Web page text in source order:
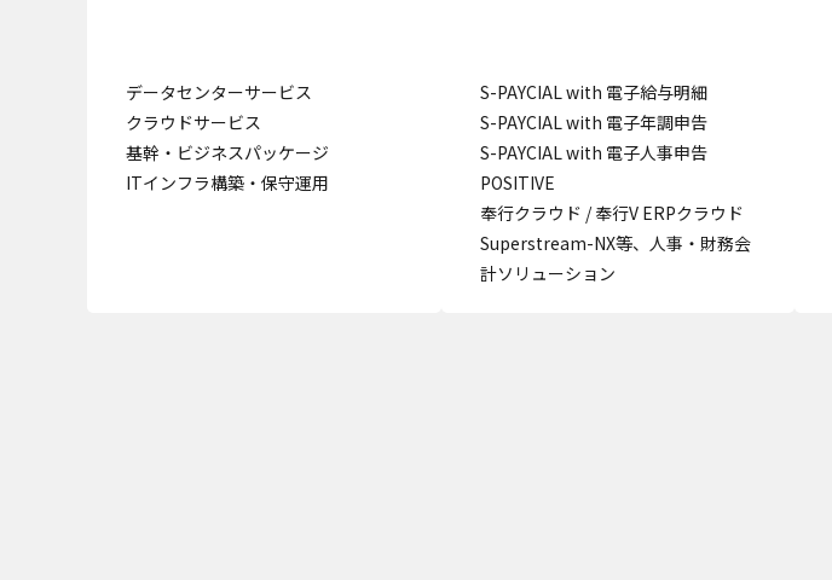
データセンターサービス
クラウドサービス
基幹・ビジネスパッケージ
ITインフラ構築・保守運用
S-PAYCIAL with 電子給与明細
S-PAYCIAL with 電子年調申告
S-PAYCIAL with 電子人事申告
POSITIVE
奉行クラウド / 奉行V ERPクラウド
Superstream-NX等、人事・財務会
計ソリューション